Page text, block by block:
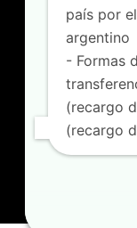
país por
argentino
- Formas
(recargo
(recargo